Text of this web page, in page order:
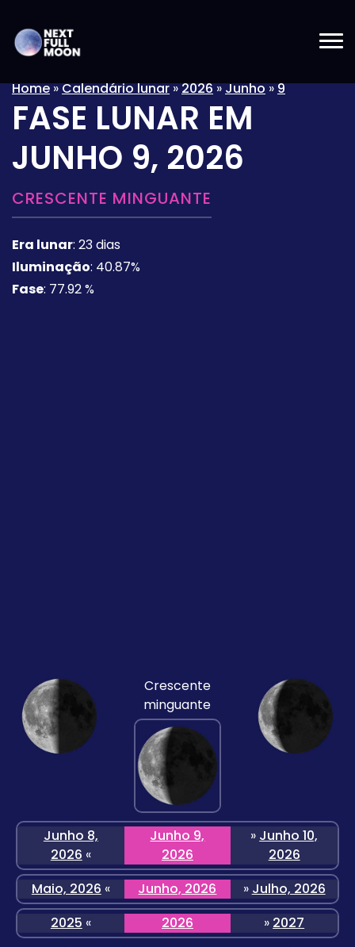
Home»Calendário lunar»2026»Junho»9
FASE LUNAR EM
JUNHO 9, 2026
CRESCENTE MINGUANTE
Era lunar: 23 dias
Iluminação: 40.87%
Fase: 77.92 %
Crescente
minguante
Junho 8,
2026 «
Junho 9,
2026
» Junho 10,
2026
Maio, 2026 « Junho, 2026 » Julho, 2026
2025 « 2026 » 2027